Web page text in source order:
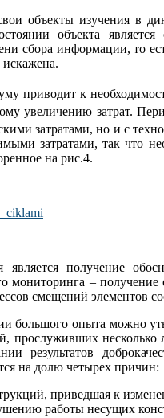
объекты изучения в
объекта
сбора информации, то
приводит к
увеличению затрат.
затратами, но и с
затратами, так что
на рис.4.
получение
мониторинга –
смещений элементов
большого опыта можно
прослуживших
результатов
на долю четырех причин:
приведшая к
работы несущих